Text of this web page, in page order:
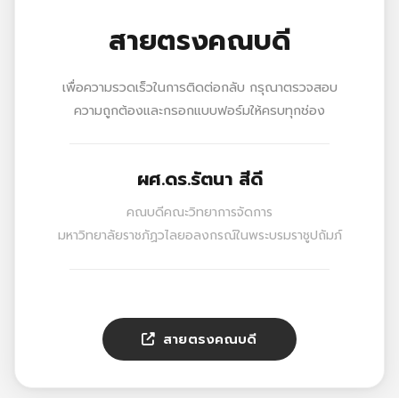
สายตรงคณบดี
เพื่อความรวดเร็วในการติดต่อกลับ กรุณาตรวจสอบ
ความถูกต้องและกรอกแบบฟอร์มให้ครบทุกช่อง
ผศ.ดร.รัตนา สีดี
คณบดีคณะวิทยาการจัดการ
มหาวิทยาลัยราชภัฏวไลยอลงกรณ์ในพระบรมราชูปถัมภ์
สายตรงคณบดี